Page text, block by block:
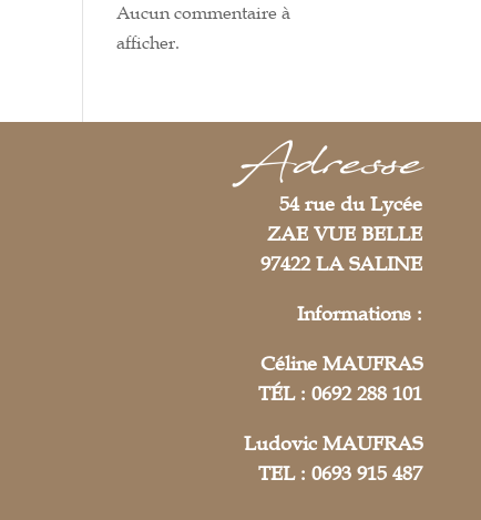
Aucun commentaire à
afficher.
Adresse
54 rue du Lycée
ZAE VUE BELLE
97422 LA SALINE
Informations :
Céline MAUFRAS
TÉL : 0692 288 101
Ludovic MAUFRAS
TEL : 0693 915 487